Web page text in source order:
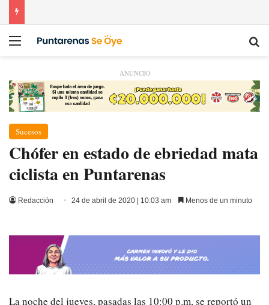
Menú
ANUNCIO
Sucesos
Chófer en estado de ebriedad mata
ciclista en Puntarenas
Redacción 24 de abril de 2020 | 10:03 am Menos de un minuto
La noche del jueves, pasadas las 10:00 p.m, se reportó un